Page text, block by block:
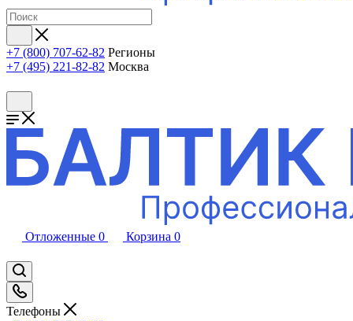
+7 (800) 707-62-82 Регионы
+7 (495) 221-82-82 Москва
Отложенные 0 Корзина 0
Телефоны